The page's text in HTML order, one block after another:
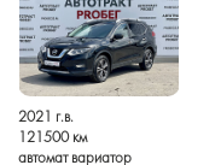
2021 г.в.
121500 км
автомат вариатор